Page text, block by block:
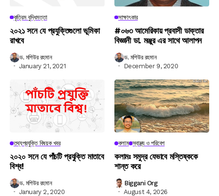
কৃত্রিম বুদ্ধিমত্তা
২০২১ সনে যে প্রযুক্তিগুলো ভূমিকা
রাখবে
ড. মশিউর রহমান
January 21, 2021
সাক্ষাৎকার
#০৬৩ আমেরিকায় প্রবাসী ডাক্তার
বিজ্ঞানী ডা. মঞ্জুর এর সাথে আলাপন
ড. মশিউর রহমান
December 9, 2020
তথ্যপ্রযুক্তি বিষয়ক খবর
২০২০ সনে যে পাঁচটি প্রযুক্তি মাতাবে
বিশ্ব!
ড. মশিউর রহমান
January 2, 2020
কলাম স্বাস্থ্য ও পরিবেশ
কলামঃ সমুদ্র যেভাবে মস্তিষ্ককে
শান্ত করে
Biggani Org
August 4, 2026